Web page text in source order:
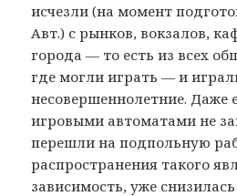
исчезли (на момент
Авт.) с рынков, вокзалов,
города — то есть из всех
где могли играть — и
несовершеннолетние. Даже
игровыми автоматами не
перешли на подпольную
распространения такого
зависимость, уже